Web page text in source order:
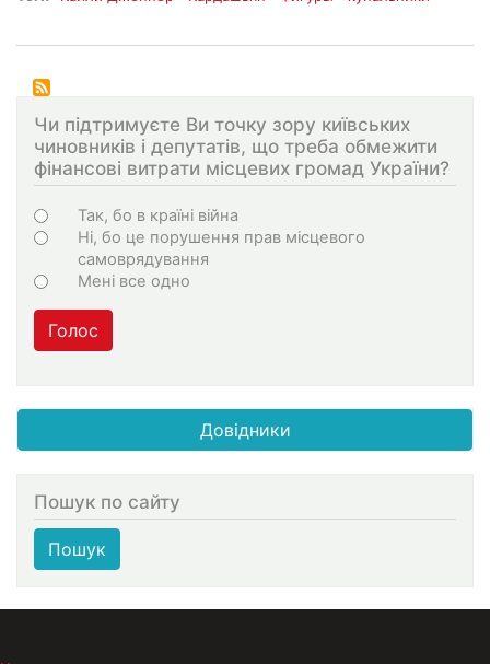
Чи підтримуєте Ви точку зору київських
чиновників і депутатів, що треба обмежити
фінансові витрати місцевих громад України?
Choices
Так, бо в країні війна
Ні, бо це порушення прав місцевого
самоврядування
Мені все одно
Голос
Довідники
Пошук по сайту
Пошук
МЕНЮ В ПОДВАЛЕ